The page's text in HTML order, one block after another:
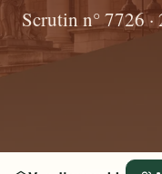
Scrutin n° 7726